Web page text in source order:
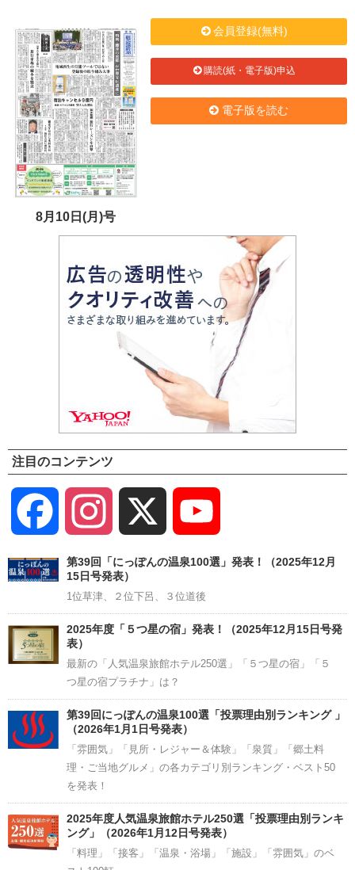
8月10日(月)号
会員登録(無料)
購読(紙・電子版)申込
電子版を読む
注目のコンテンツ
Facebook Instagram
Channel
第39回「にっぽんの温泉100選」発表！（2025年12月
15日号発表）
1位草津、２位下呂、３位道後
2025年度「５つ星の宿」発表！（2025年12月15日号発
表）
最新の「人気温泉旅館ホテル250選」「５つ星の宿」「５
つ星の宿プラチナ」は？
第39回にっぽんの温泉100選「投票理由別ランキング 」
（2026年1月1日号発表）
「雰囲気」「見所・レジャー＆体験」「泉質」「郷土料
理・ご当地グルメ」の各カテゴリ別ランキング・ベスト50
を発表！
2025年度人気温泉旅館ホテル250選「投票理由別ランキ
ング」（2026年1月12日号発表）
「料理」「接客」「温泉・浴場」「施設」「雰囲気」のベ